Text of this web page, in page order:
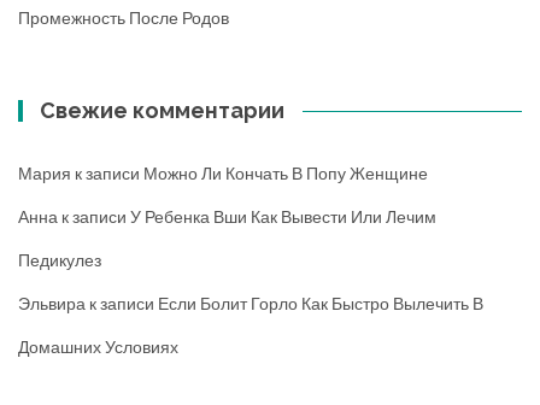
Промежность После Родов
Свежие комментарии
Мария к записи Можно Ли Кончать В Попу Женщине
Анна к записи У Ребенка Вши Как Вывести Или Лечим
Педикулез
Эльвира к записи Если Болит Горло Как Быстро Вылечить В
Домашних Условиях